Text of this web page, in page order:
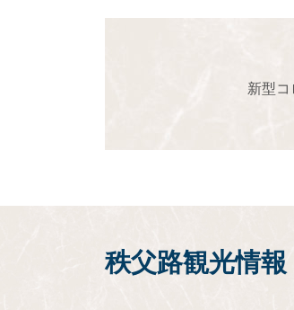
新型コ
秩父路観光情報